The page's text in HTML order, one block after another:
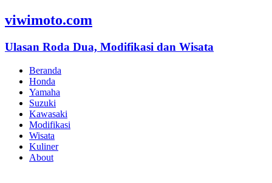
viwimoto.com
Ulasan Roda Dua, Modifikasi dan Wisata
Beranda
Honda
Yamaha
Suzuki
Kawasaki
Modifikasi
Wisata
Kuliner
About